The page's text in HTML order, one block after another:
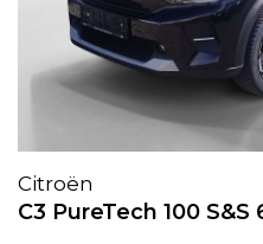
Citroën
C3 PureTech 100